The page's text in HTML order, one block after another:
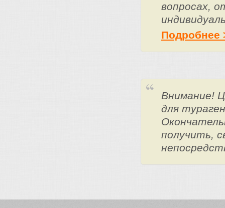
вопросах,
Подробнее
Внимание!
для
получить,